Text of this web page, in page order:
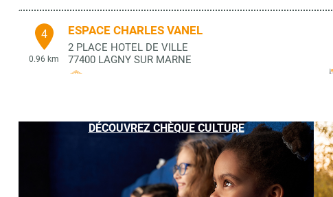
4
0.96 km
ESPACE CHARLES VANEL
2 PLACE HOTEL DE VILLE
77400 LAGNY SUR MARNE
LIBRAIRIE SPICILEGE
9 PLACE DU MARCHE AU BLE
LAGNY SUR MARNE
DÉCOUVREZ CHÈQUE CULTURE